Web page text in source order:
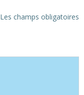
Les champs obligatoires